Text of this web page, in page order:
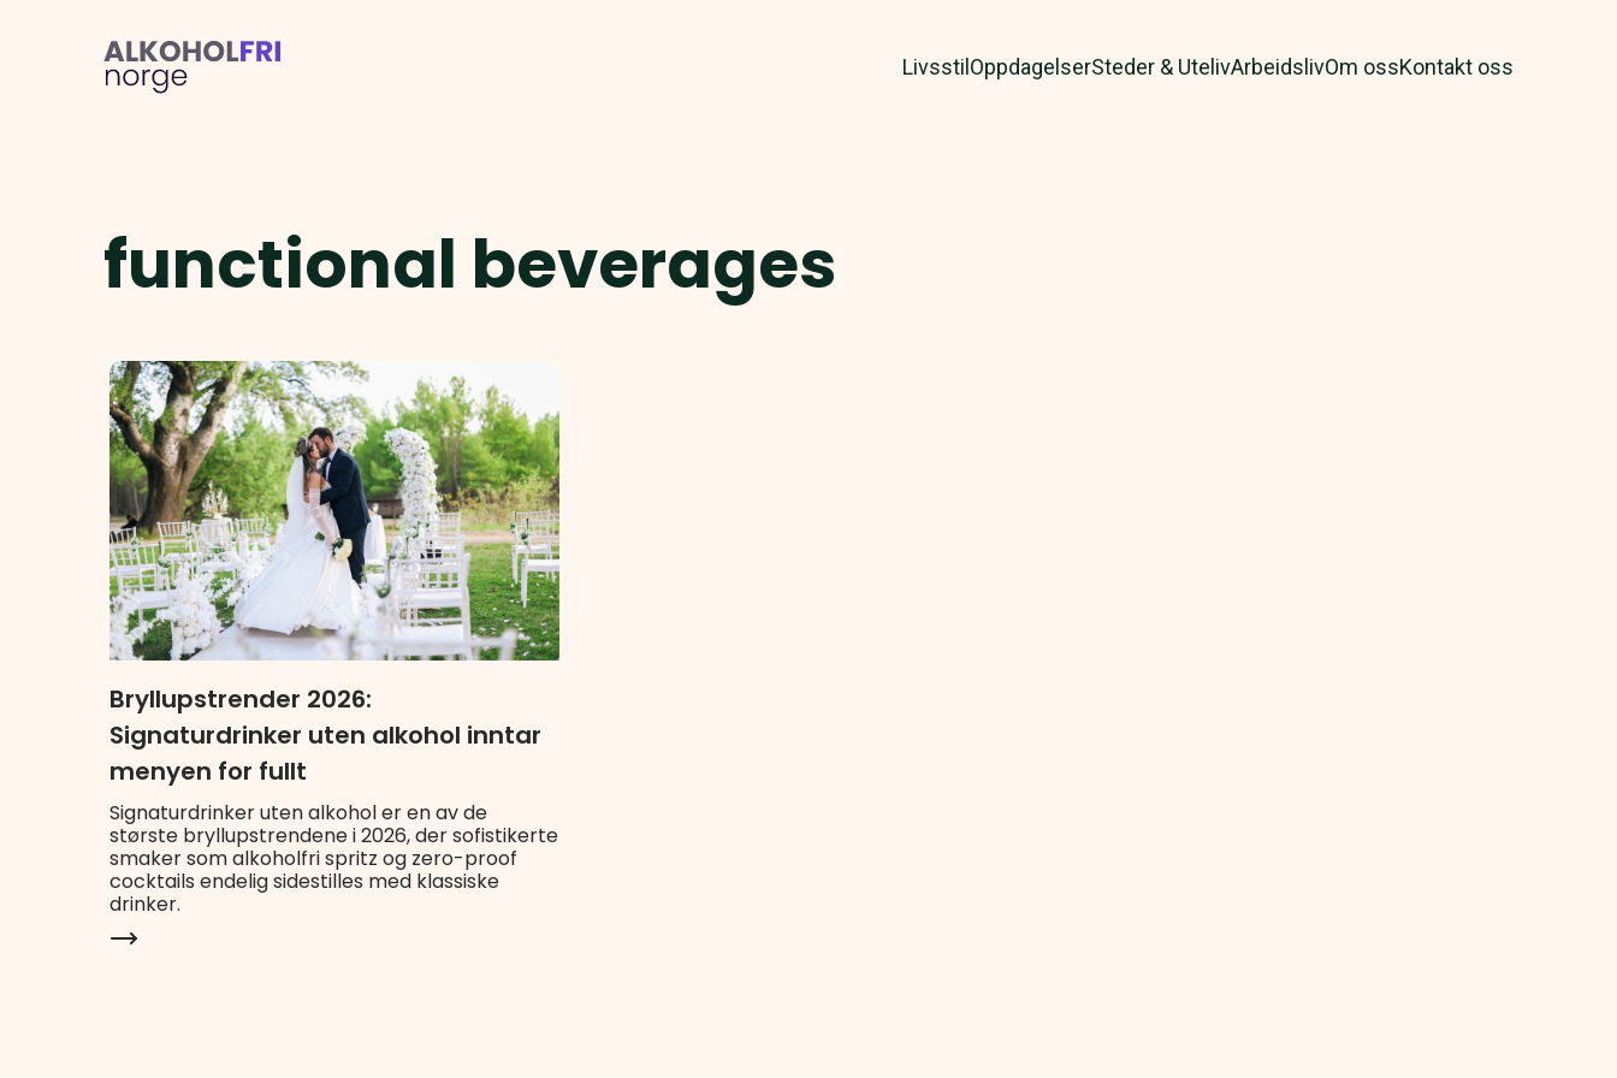
LivsstilOppdagelserSteder & UtelivArbeidslivOm ossKontakt oss
functional beverages
Bryllupstrender 2026:
Signaturdrinker uten alkohol inntar
menyen for fullt
Signaturdrinker uten alkohol er en av de
største bryllupstrendene i 2026, der sofistikerte
smaker som alkoholfri spritz og zero-proof
cocktails endelig sidestilles med klassiske
drinker.